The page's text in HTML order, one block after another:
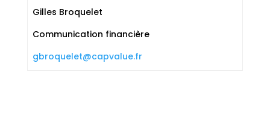
Gilles Broquelet
Communication financière
gbroquelet@capvalue.fr